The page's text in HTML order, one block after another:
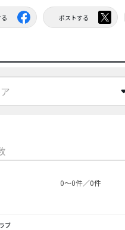
ポストする
0〜0件／0件
ブ